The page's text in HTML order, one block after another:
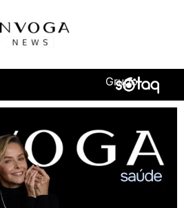
Grupo